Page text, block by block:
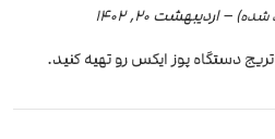
شده) – اردیبهشت 20, 1402
دستگاه پوز ایکس رو تهیه کنید.